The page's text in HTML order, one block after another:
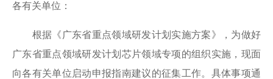
各有关单位：
根据《广东省重点领域研发计划实施方案》，为做好
广东省重点领域研发计划芯片领域专项的组织实施，现面
向各有关单位启动申报指南建议的征集工作。具体事项通